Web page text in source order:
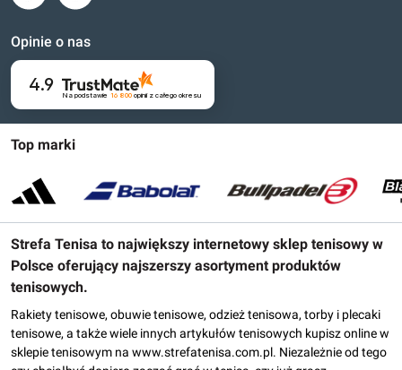
Top marki
Strefa Tenisa to największy internetowy sklep tenisowy w
Polsce oferujący najszerszy asortyment produktów
tenisowych.
Rakiety tenisowe, obuwie tenisowe, odzież tenisowa, torby i plecaki
tenisowe, a także wiele innych artykułów tenisowych kupisz online w
sklepie tenisowym na www.strefatenisa.com.pl. Niezależnie od tego
Opinie o nas
4.9
Na podstawie 16 800opinii z całego okresu